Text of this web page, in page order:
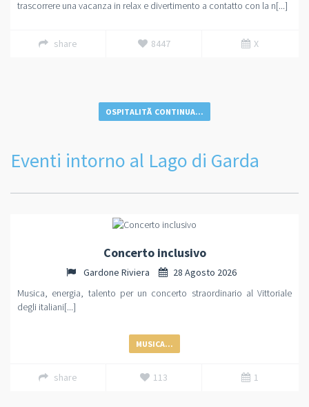
trascorrere una vacanza in relax e divertimento a contatto con la n[...]
share 8447 X
OSPITALITÃ CONTINUA...
Eventi intorno al Lago di Garda
Concerto inclusivo
Gardone Riviera
28 Agosto 2026
Musica, energia, talento per un concerto straordinario al Vittoriale
degli italiani[...]
MUSICA...
share 113 1